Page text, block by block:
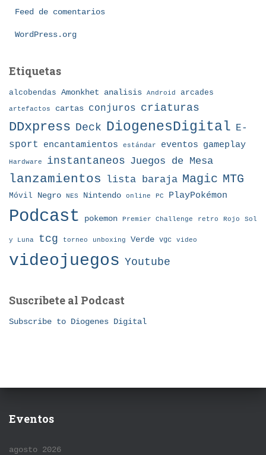
Feed de comentarios
WordPress.org
Etiquetas
alcobendas Amonkhet analisis Android arcades
artefactos cartas conjuros criaturas
DDxpress Deck DiogenesDigital E-
sport
encantamientos estándar eventos gameplay
Hardware instantaneos Juegos de Mesa
lanzamientos lista baraja Magic MTG
Móvil Negro NES Nintendo online PC PlayPokémon
Podcast pokemon Premier Challenge retro Rojo Sol
y Luna tcg torneo unboxing Verde vgc video
videojuegos Youtube
Suscribete al Podcast
Subscribe to Diogenes Digital
Eventos
agosto 2026